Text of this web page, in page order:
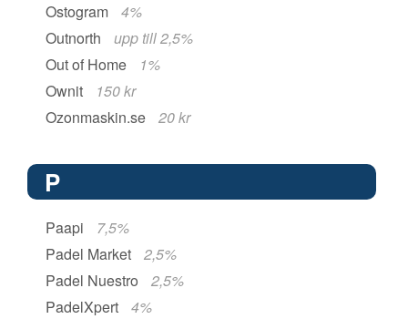
Ostogram
4%
Outnorth
upp till 2,5%
Out of Home
1%
Ownit
150 kr
Ozonmaskin.se
20 kr
P
Paapi
7,5%
Padel Market
2,5%
Padel Nuestro
2,5%
PadelXpert
4%